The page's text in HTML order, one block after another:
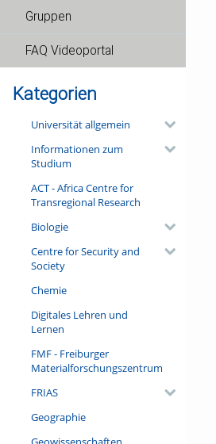
Gruppen
FAQ Videoportal
Kategorien
Universität allgemein
Informationen zum
Studium
ACT - Africa Centre for
Transregional Research
Biologie
Centre for Security and
Society
Chemie
Digitales Lehren und
Lernen
FMF - Freiburger
Materialforschungszentrum
FRIAS
Geographie